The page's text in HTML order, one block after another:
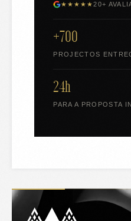
★★★★★20+
+700
PROJECTOS
24h
PARA A PROPOSTA